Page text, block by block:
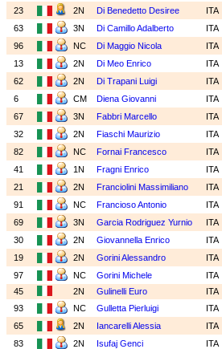
23
2N Di Benedetto Desiree
ITA
63
3N Di Camillo Adalberto
ITA
96
NC Di Maggio Nicola
ITA
13
2N Di Meo Enrico
ITA
62
2N Di Trapani Luigi
ITA
6
CM Diena Giovanni
ITA
67
3N Fabbri Marcello
ITA
32
2N Fiaschi Maurizio
ITA
82
NC Fornai Francesco
ITA
41
1N Fragni Enrico
ITA
21
2N Franciolini Massimiliano
ITA
91
NC Francioso Antonio
ITA
69
3N Garcia Rodriguez Yurnio
ITA
30
2N Giovannella Enrico
ITA
19
2N Gorini Alessandro
ITA
97
NC Gorini Michele
ITA
45
2N Gulinelli Euro
ITA
93
NC Gulletta Pierluigi
ITA
65
2N Iancarelli Alessia
ITA
83
2N Isufaj Genci
ITA